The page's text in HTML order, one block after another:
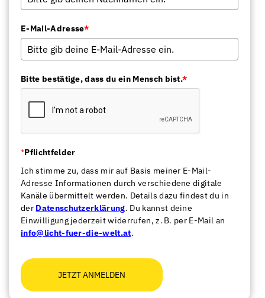
E-Mail-Adresse*
Bitte bestätige, dass du ein Mensch bist.*
*Pflichtfelder
Ich stimme zu, dass mir auf Basis meiner E-Mail-
Adresse Informationen durch verschiedene digitale
Kanäle übermittelt werden. Details dazu findest du in
der Datenschutzerklärung. Du kannst deine
Einwilligung jederzeit widerrufen, z. B. per E-Mail an
info@licht-fuer-die-welt.at.
JETZT ANMELDEN